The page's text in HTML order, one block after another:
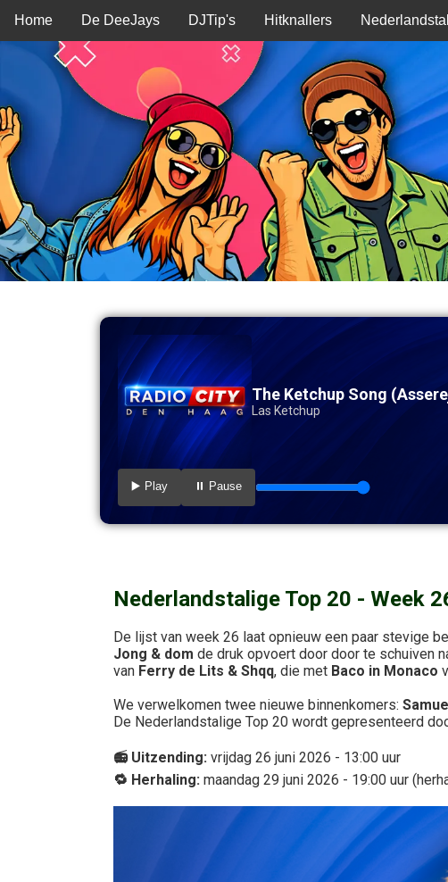
Home De DeeJays DJTip's Hitknallers
The Ketchup Song
Las Ketchup
▶️ Play ⏸️ Pause
Nederlandstalige Top 20 - Week
De lijst van week 26 laat opnieuw een paar stevige
Jong & dom de druk opvoert door door te schuiven
van Ferry de Lits & Shqq, die met Baco in Monaco
We verwelkomen twee nieuwe binnenkomers:
De Nederlandstalige Top 20 wordt gepresenteerd
📻 Uitzending: vrijdag 26 juni 2026 - 13:00 uur
🔁 Herhaling: maandag 29 juni 2026 - 19:00 uur